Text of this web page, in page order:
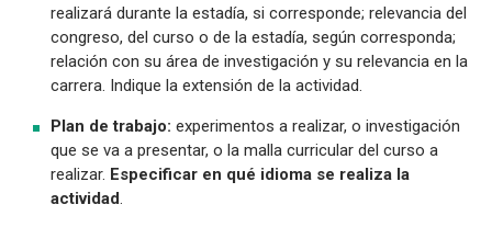
realizará durante la estadía, si corresponde; relevancia del
congreso, del curso o de la estadía, según corresponda;
relación con su área de investigación y su relevancia en la
carrera. Indique la extensión de la actividad.
Plan de trabajo: experimentos a realizar, o investigación
que se va a presentar, o la malla curricular del curso a
realizar. Especificar en qué idioma se realiza la
actividad.